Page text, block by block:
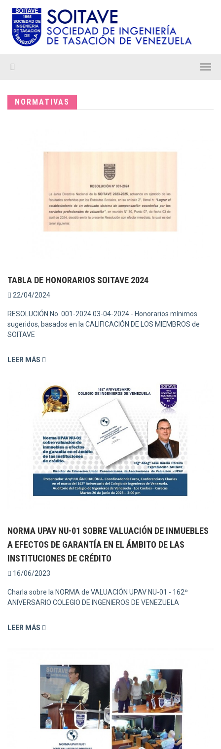
NORMATIVAS
TABLA DE HONORARIOS SOITAVE 2024
22/04/2024
RESOLUCIÓN No. 001-2024 03-04-2024 - Honorarios mínimos
sugeridos, basados en la CALIFICACIÓN DE LOS MIEMBROS de
SOITAVE
LEER MÁS
NORMA UPAV NU-01 SOBRE VALUACIÓN DE INMUEBLES
A EFECTOS DE GARANTÍA EN EL ÁMBITO DE LAS
INSTITUCIONES DE CRÉDITO
16/06/2023
Charla sobre la NORMA de VALUACIÓN UPAV NU-01 - 162º
ANIVERSARIO COLEGIO DE INGENIEROS DE VENEZUELA
LEER MÁS